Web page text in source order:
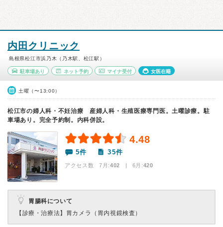
内田クリニック
島根県松江市浜乃木（乃木駅、松江駅）
駐車場あり ネット予約 マイナ受付 女医在籍
土曜（〜13:00）
松江市の婦人科・不妊治療 産婦人科・生殖医療専門医。土曜診療。駐
車場あり。完全予約制。内科併設。
4.48
5件 35件
アクセス数 7月:402 | 6月:420
胃腸科について
【診療・治療法】 胃カメラ（胃内視鏡検査）